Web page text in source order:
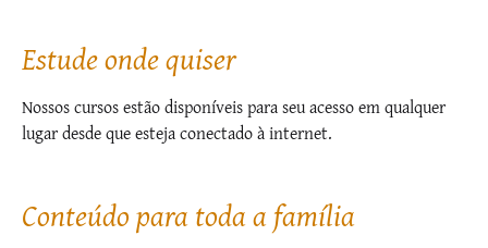
Estude onde quiser
Nossos cursos estão disponíveis para seu acesso em qualquer
lugar desde que esteja conectado à internet.
Conteúdo para toda a família